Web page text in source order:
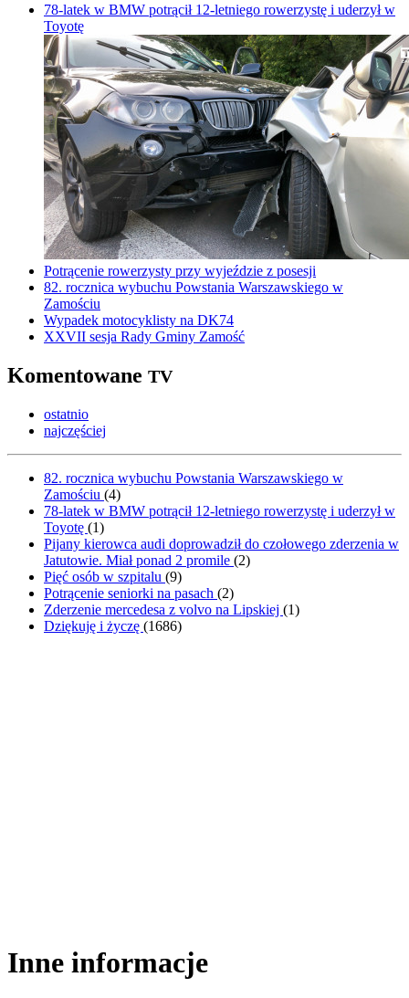
78-latek w BMW potrącił 12-letniego rowerzystę i uderzył w
Toyotę
Potrącenie rowerzysty przy wyjeździe z posesji
82. rocznica wybuchu Powstania Warszawskiego w
Zamościu
Wypadek motocyklisty na DK74
XXVII sesja Rady Gminy Zamość
Komentowane TV
ostatnio
najczęściej
82. rocznica wybuchu Powstania Warszawskiego w
Zamościu (4)
78-latek w BMW potrącił 12-letniego rowerzystę i uderzył w
Toyotę (1)
Pijany kierowca audi doprowadził do czołowego zderzenia w
Jatutowie. Miał ponad 2 promile (2)
Pięć osób w szpitalu (9)
Potrącenie seniorki na pasach (2)
Zderzenie mercedesa z volvo na Lipskiej (1)
Dziękuję i życzę (1686)
Inne informacje